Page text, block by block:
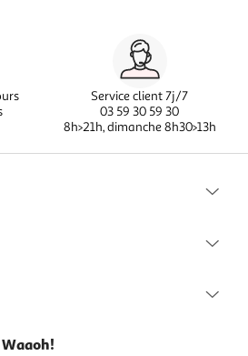
Service client 7j/7
03 59 30 59 30
8h>21h, dimanche 8h30>13h